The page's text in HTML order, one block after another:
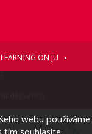
ON JU
webu používáme
souhlasíte.